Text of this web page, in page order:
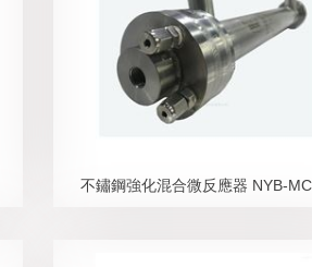
不鏽鋼強化混合微反應器 NYB-